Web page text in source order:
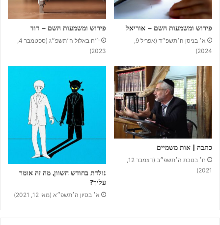
פירוש ומשמעות השם – אוריאל
2024)
פירוש ומשמעות השם – דוד
2023)
כתבה | אות משמיים
2021)
נולדת בחודש חשוון, מה זה אומר
עליך?
א׳ בסיון ה׳תשפ״א (מאי 12, 2021)